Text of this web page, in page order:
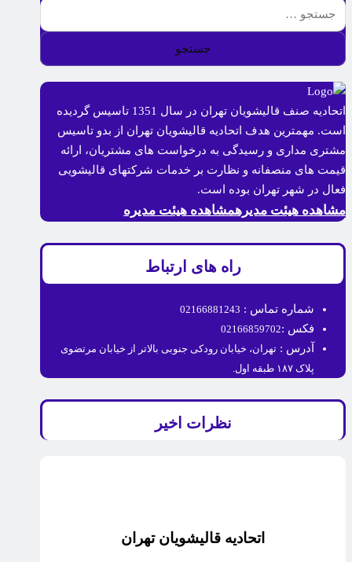
اتحادیه صنف قالیشویان تهران در سال 1351 تاسیس گردیده
است. مهمترین هدف اتحادیه قالیشویان تهران از بدو تاسیس
مشتری مداری و رسیدگی به درخواست های مشتریان، ارائه
قیمت های منصفانه و نظارت بر خدمات شرکتهای قالیشویی
فعال در شهر تهران بوده است.
مشاهده هیئت مدیرهمشاهده هیئت مدیره
راه های ارتباط
شماره تماس : 02166881243
فکس :02166859702
آدرس : تهران، خیابان رودکی جنوبی بالاتر از خیابان مرتضوی
پلاک ۱۸۷ طبقه اول.
نظرات اخیر
اتحادیه قالیشویان تهران